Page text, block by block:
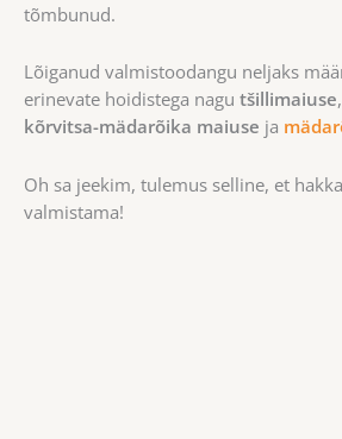
tõmbunud.
Lõiganud valmistoodangu neljaks
erinevate hoidistega nagu tšillimaiuse,
kõrvitsa-mädarõika maiuse ja
Oh sa jeekim, tulemus selline, et
valmistama!